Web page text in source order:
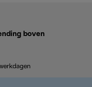
boven